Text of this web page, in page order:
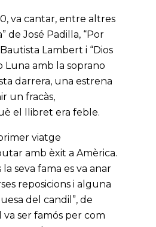
va cantar, entre altres
de José Padilla, “Por
Lambert i “Dios
Luna amb la soprano
darrera, una estrena
un fracàs,
el llibret era feble.
viatge
amb èxit a Amèrica.
seva fama es va anar
reposicions i alguna
del candil”, de
ser famós per com